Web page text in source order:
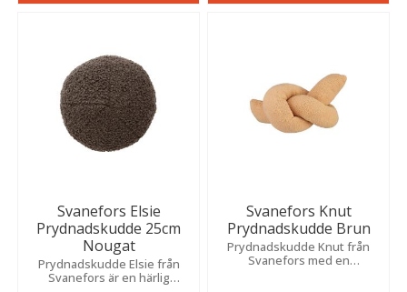
Svanefors Elsie
Prydnadskudde 25cm
Nougat
Prydnadskudde Elsie från
Svanefors är en härlig
Svanefors Knut
Prydnadskudde Brun
​Prydnadskudde Knut från
Svanefors med en